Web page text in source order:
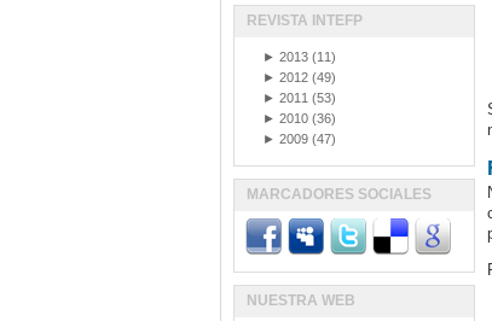
REVISTA INTEFP
► 2013 (11)
► 2012 (49)
► 2011 (53)
► 2010 (36)
► 2009 (47)
MARCADORES SOCIALES
NUESTRA WEB